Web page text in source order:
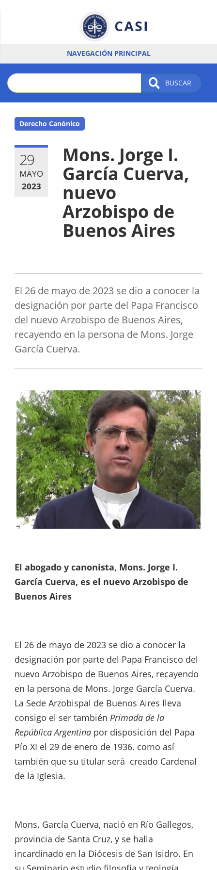
NAVEGACIÓN PRINCIPAL
BUSCAR
Derecho Canónico
29
MAYO
2023
Mons. Jorge I.
García Cuerva,
nuevo
Arzobispo de
Buenos Aires
El 26 de mayo de 2023 se dio a conocer la
designación por parte del Papa Francisco
del nuevo Arzobispo de Buenos Aires,
recayendo en la persona de Mons. Jorge
García Cuerva.
El abogado y canonista, Mons. Jorge I.
García Cuerva, es el nuevo Arzobispo de
Buenos Aires
El 26 de mayo de 2023 se dio a conocer la
designación por parte del Papa Francisco del
nuevo Arzobispo de Buenos Aires, recayendo
en la persona de Mons. Jorge García Cuerva.
La Sede Arzobispal de Buenos Aires lleva
consigo el ser también Primada de la
República Argentina por disposición del Papa
Pío XI el 29 de enero de 1936. como así
también que su titular será creado Cardenal
de la Iglesia.
Mons. García Cuerva, nació en Río Gallegos,
provincia de Santa Cruz, y se halla
incardinado en la Diócesis de San Isidro. En